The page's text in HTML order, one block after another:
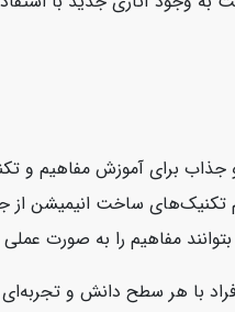
برای آموزش مفاهیم و
گام تکنیک‌های ساخت
مفاهیم را به صورت
با هر سطح دانش و